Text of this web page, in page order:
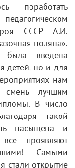
поработать
СССР А.И.
поляна».
введена
детей, но и для
нам
смены лучшим
В число
такой
насыщена и
проявляют
Самыми
стали открытие